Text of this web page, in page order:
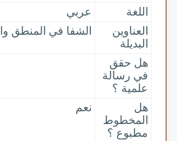
اللغة
عربي
العناوين
البديلة
الشفا في المنطق
هل حقق
في رسالة
علمية ؟
هل
المخطوط
مطبوع ؟
نعم